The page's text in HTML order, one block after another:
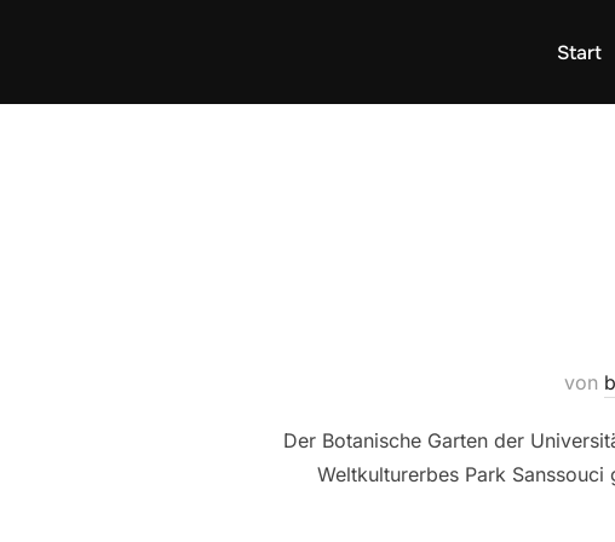
Start
von
Der Botanische Garten der
Weltkulturerbes Park